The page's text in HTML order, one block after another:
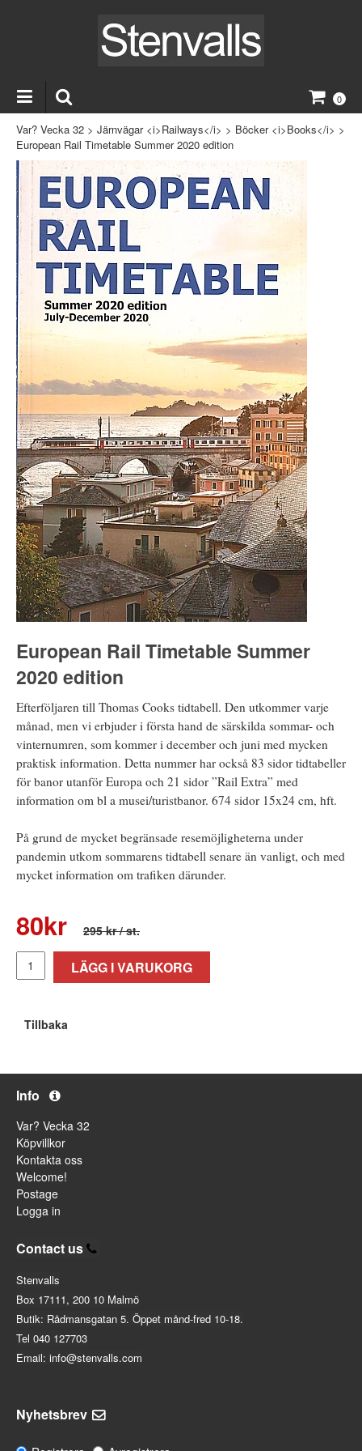
0
Var? Vecka 32 > Järnvägar <i>Railways</i> > Böcker <i>Books</i> >
European Rail Timetable Summer 2020 edition
European Rail Timetable Summer
2020 edition
Efterföljaren till Thomas Cooks tidtabell. Den utkommer varje
månad, men vi erbjuder i första hand de särskilda sommar- och
vinternumren, som kommer i december och juni med mycken
praktisk information. Detta nummer har också 83 sidor tidtabeller
för banor utanför Europa och 21 sidor ”Rail Extra” med
information om bl a musei/turistbanor. 674 sidor 15x24 cm, hft.
På grund de mycket begränsade resemöjligheterna under
pandemin utkom sommarens tidtabell senare än vanligt, och med
mycket information om trafiken därunder.
80kr 295 kr/ st.
LÄGG I VARUKORG
Tillbaka
Info
Var? Vecka 32
Köpvillkor
Kontakta oss
Welcome!
Postage
Logga in
Contact us
Stenvalls
Box 17111, 200 10 Malmö
Butik: Rådmansgatan 5. Öppet månd-fred 10-18.
Tel 040 127703
Email: info@stenvalls.com
Nyhetsbrev